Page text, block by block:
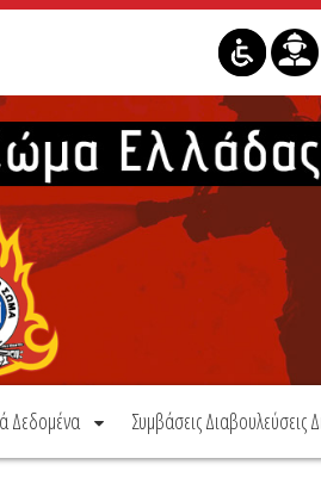
Δεδομένα Συμβάσεις Διαβουλεύσεις